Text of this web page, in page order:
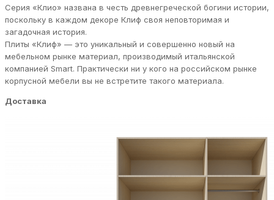
Серия «Клио» названа в честь древнегреческой богини истории,
поскольку в каждом декоре Клиф своя неповторимая и
загадочная история.
Плиты «Клиф» — это уникальный и совершенно новый на
мебельном рынке материал, производимый итальянской
компанией Smart. Практически ни у кого на российском рынке
корпусной мебели вы не встретите такого материала.
Доставка